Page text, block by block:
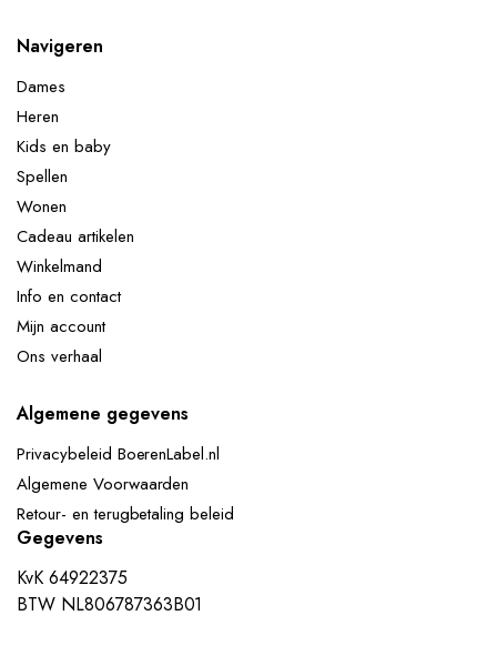
Navigeren
Dames
Heren
Kids en baby
Spellen
Wonen
Cadeau artikelen
Winkelmand
Info en contact
Mijn account
Ons verhaal
Algemene gegevens
Privacybeleid BoerenLabel.nl
Algemene Voorwaarden
Retour- en terugbetaling beleid
Gegevens
KvK 64922375
BTW NL806787363B01